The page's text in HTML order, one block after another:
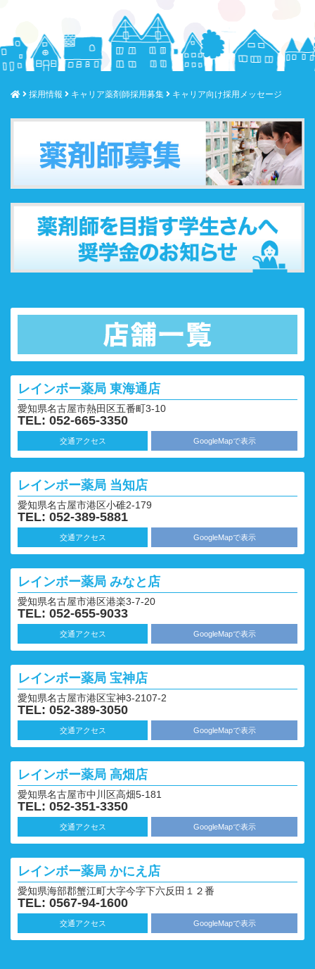
採用情報 キャリア薬剤師採用募集 キャリア向け採用メッセージ
レインボー薬局 東海通店
愛知県名古屋市熱田区五番町3-10
TEL: 052-665-3350
交通アクセス GoogleMapで表示
レインボー薬局 当知店
愛知県名古屋市港区小碓2-179
TEL: 052-389-5881
交通アクセス GoogleMapで表示
レインボー薬局 みなと店
愛知県名古屋市港区港楽3-7-20
TEL: 052-655-9033
交通アクセス GoogleMapで表示
レインボー薬局 宝神店
愛知県名古屋市港区宝神3-2107-2
TEL: 052-389-3050
交通アクセス GoogleMapで表示
レインボー薬局 高畑店
愛知県名古屋市中川区高畑5-181
TEL: 052-351-3350
交通アクセス GoogleMapで表示
レインボー薬局 かにえ店
愛知県海部郡蟹江町大字今字下六反田１２番
TEL: 0567-94-1600
交通アクセス GoogleMapで表示